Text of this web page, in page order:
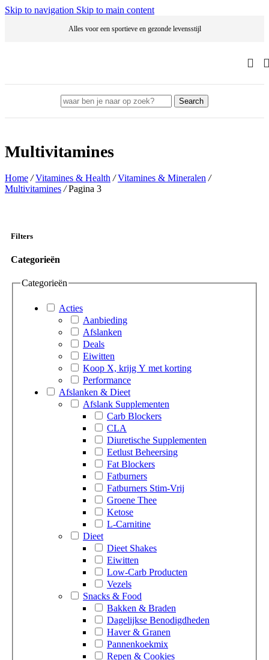
Skip to navigation Skip to main content
Alles voor een sportieve en gezonde levensstijl
Search
Multivitamines
Home / Vitamines & Health / Vitamines & Mineralen /
Multivitamines / Pagina 3
Filters
Categorieën
Categorieën
Acties
Aanbieding
Afslanken
Deals
Eiwitten
Koop X, krijg Y met korting
Performance
Afslanken & Dieet
Afslank Supplementen
Carb Blockers
CLA
Diuretische Supplementen
Eetlust Beheersing
Fat Blockers
Fatburners
Fatburners Stim-Vrij
Groene Thee
Ketose
L-Carnitine
Dieet
Dieet Shakes
Eiwitten
Low-Carb Producten
Vezels
Snacks & Food
Bakken & Braden
Dagelijkse Benodigdheden
Haver & Granen
Pannenkoekmix
Repen & Cookies